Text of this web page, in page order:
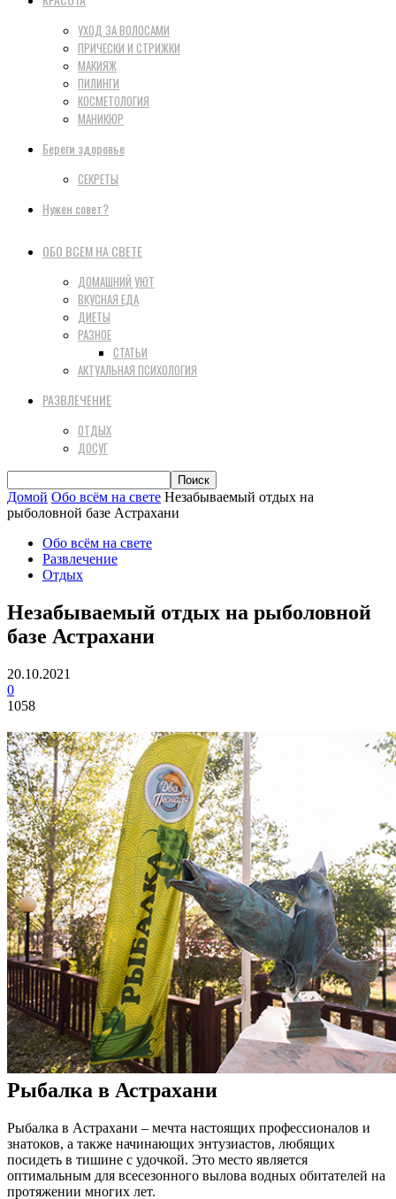
УХОД ЗА ВОЛОСАМИ
ПРИЧЕСКИ И СТРИЖКИ
МАКИЯЖ
ПИЛИНГИ
КОСМЕТОЛОГИЯ
МАНИКЮР
Береги здоровье
СЕКРЕТЫ
Нужен совет?
ОБО ВСЕМ НА СВЕТЕ
ДОМАШНИЙ УЮТ
ВКУСНАЯ ЕДА
ДИЕТЫ
РАЗНОЕ
СТАТЬИ
АКТУАЛЬНАЯ ПСИХОЛОГИЯ
РАЗВЛЕЧЕНИЕ
ОТДЫХ
ДОСУГ
Домой Обо всём на свете Незабываемый отдых на
рыболовной базе Астрахани
Обо всём на свете
Развлечение
Отдых
Незабываемый отдых на рыболовной
базе Астрахани
20.10.2021
0
1058
Рыбалка в Астрахани
Рыбалка в Астрахани – мечта настоящих профессионалов и
знатоков, а также начинающих энтузиастов, любящих
посидеть в тишине с удочкой. Это место является
оптимальным для всесезонного вылова водных обитателей на
протяжении многих лет.